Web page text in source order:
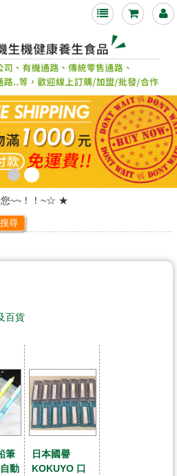
~~！！~☆ ★
舊雨新知光臨指教~☆ ★
~☆ ★
次購物時可折抵現金!
搜尋
百貨
筆
動
日本國譽
KOKUYO 口